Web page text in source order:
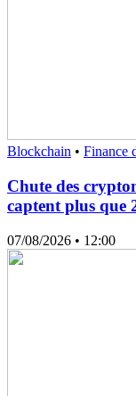
Blockchain • Finance
Chute des
captent plus que
07/08/2026 • 12:00